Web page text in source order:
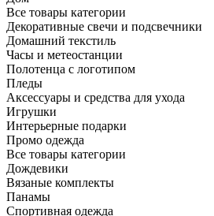
Все товары категории
Декоративные свечи и подсвечники
Домашний текстиль
Часы и метеостанции
Полотенца с логотипом
Пледы
Аксессуары и средства для ухода
Игрушки
Интерьерные подарки
Промо одежда
Все товары категории
Дождевики
Вязаные комплекты
Панамы
Спортивная одежда